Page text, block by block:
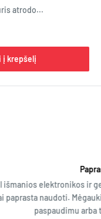
atrodo...
į krepšelį
suplanuotų procesų,
savo mėgstama
tiesiog bakstelėdami